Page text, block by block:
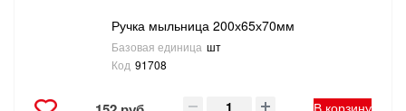
Ручка мыльница 200х65х70мм
Базовая единица шт
Код 91708
В корзину